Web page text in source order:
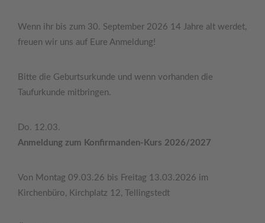
Wenn ihr bis zum 30. September 2026 14 Jahre alt werdet,
freuen wir uns auf Eure Anmeldung!
Bitte die Geburtsurkunde und wenn vorhanden die
Taufurkunde mitbringen.
Do. 12.03.
Anmeldung zum Konfirmanden-Kurs 2026/2027
Von Montag 09.03.26 bis Freitag 13.03.2026 im
Kirchenbüro, Kirchplatz 12, Tellingstedt